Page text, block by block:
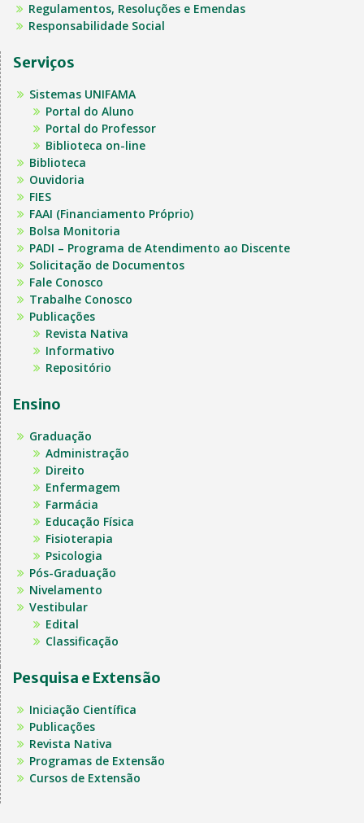
Regulamentos, Resoluções e Emendas
Responsabilidade Social
Serviços
Sistemas UNIFAMA
Portal do Aluno
Portal do Professor
Biblioteca on-line
Biblioteca
Ouvidoria
FIES
FAAI (Financiamento Próprio)
Bolsa Monitoria
PADI – Programa de Atendimento ao Discente
Solicitação de Documentos
Fale Conosco
Trabalhe Conosco
Publicações
Revista Nativa
Informativo
Repositório
Ensino
Graduação
Administração
Direito
Enfermagem
Farmácia
Educação Física
Fisioterapia
Psicologia
Pós-Graduação
Nivelamento
Vestibular
Edital
Classificação
Pesquisa e Extensão
Iniciação Científica
Publicações
Revista Nativa
Programas de Extensão
Cursos de Extensão